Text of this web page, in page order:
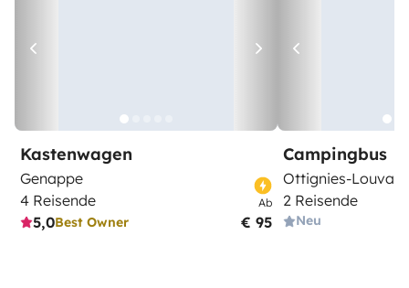
Kastenwagen
Genappe
4 Reisende
5,0Best Owner
Ab
€ 95
Campingbus
Ottignies-
2 Reisende
Neu